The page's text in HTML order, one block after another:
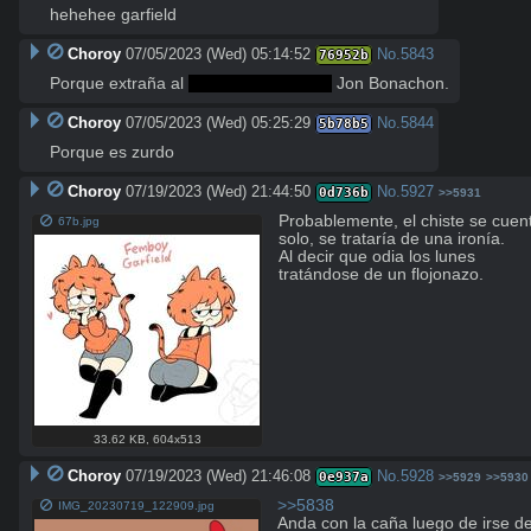
hehehee garfield
Choroy 07/05/2023 (Wed) 05:14:52 76952b No. 5843
Porque extraña al
Jon Bonachon.
Choroy 07/05/2023 (Wed) 05:25:29 5b78b5 No. 5844
Porque es zurdo
Choroy 07/19/2023 (Wed) 21:44:50 0d736b No. 5927 >>5931
67b.jpg
33.62 KB 604x513
Probablemente, el chiste se
solo, se trataría de una ironía.
Al decir que odia los lunes
tratándose de un flojonazo.
Choroy 07/19/2023 (Wed) 21:46:08 0e937a No. 5928 >>5929 >>5930
IMG_20230719_122909.jpg
>>5838
Anda con la caña luego de irse